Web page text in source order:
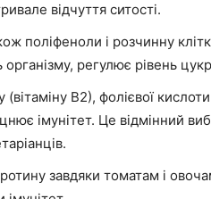
відчуття ситості.
поліфеноли і розчинну
регулює рівень
В2), фолієвої кислоти
імунітет. Це відмінний
завдяки томатам і